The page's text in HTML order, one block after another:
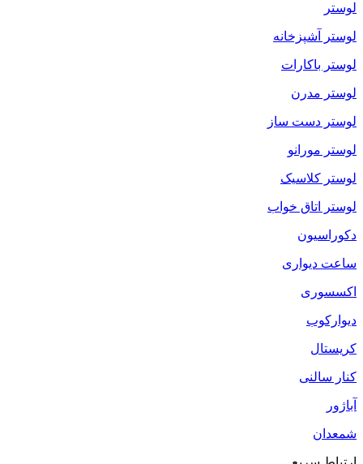
لوستر
لوستر آشپزخانه
لوستر باکارات
لوستر مدرن
لوستر دست ساز
لوستر مورانو
لوستر کلاسیک
لوستر اتاق خواب
دکوراسیون
ساعت دیواری
اکسسوری
دیوارکوب
کریستال
کنار سالنی
آباژور
شمعدان